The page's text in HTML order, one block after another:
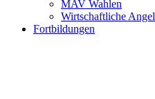
MAV Wahlen
Wirtschaftliche
Fortbildungen